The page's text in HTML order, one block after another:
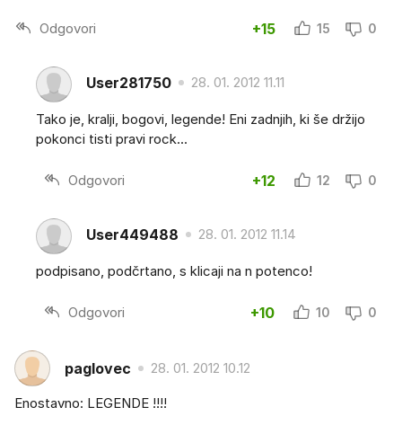
Odgovori +15 15 0
User281750 28. 01. 2012 11.11
Tako je, kralji, bogovi, legende! Eni zadnjih, ki še držijo
pokonci tisti pravi rock...
Odgovori +12 12 0
User449488 28. 01. 2012 11.14
podpisano, podčrtano, s klicaji na n potenco!
Odgovori +10 10 0
paglovec 28. 01. 2012 10.12
Enostavno: LEGENDE !!!!